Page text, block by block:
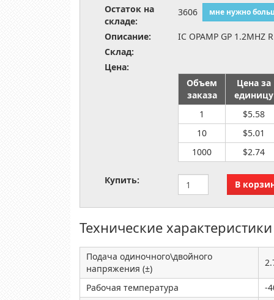
Остаток на
складе:
3606 мне нужно
Описание:
IC OPAMP GP 1.2MHZ
Склад:
Цена:
Объем
заказа
Цена за
единицу
1
$5.58
10
$5.01
1000
$2.74
Купить:
Технические характеристики
Подача одиночного\двойного
напряжения (±)
Рабочая температура
-